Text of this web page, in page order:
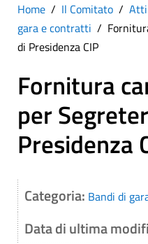
Home Il Comitato Atti
gara e contratti
di Presidenza CIP
Fornitura
per
Presidenza
Categoria: Bandi di
Data di ultima